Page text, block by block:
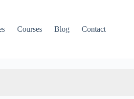
Courses Blog Contact